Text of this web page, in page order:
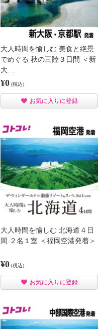
大人時間を愉しむ 美食と絶景
でめぐる 秋の三陸３日間 ＜新
大…
¥0 (税込)
お気に入りに登録
大人時間を愉しむ 北海道４日
間 ２名１室 ＜福岡空港発着＞
¥0 (税込)
お気に入りに登録